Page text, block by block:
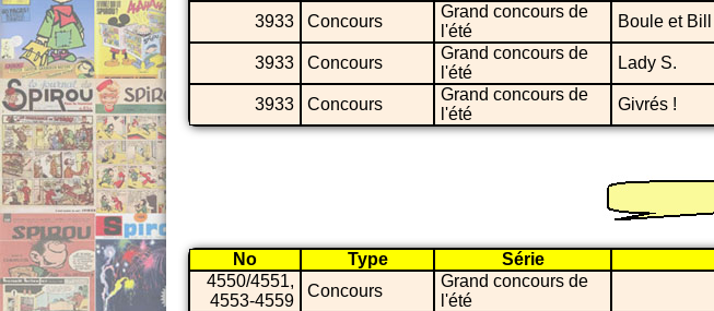
3933 Concours
Grand concours de
l'été
Boule et Bill
3933 Concours
Grand concours de
l'été
Lady S.
3933 Concours
Grand concours de
l'été
Givrés !
No Type Série
4550/4551,
4553-4559
Concours
Grand concours de
l'été